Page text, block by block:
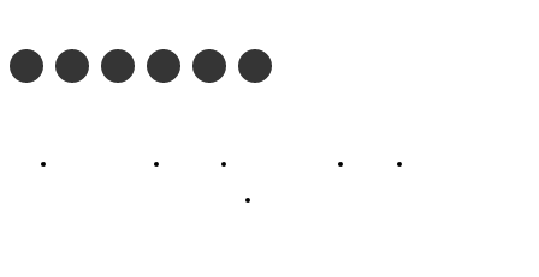
Profil Madu TV Redaksi Pedoman Siber Kontak